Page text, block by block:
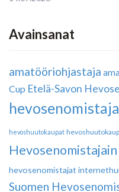
Avainsanat
amatööriohjastaja
Cup Etelä-Savon
hevosenomistaja
hevoshuutokaupat
hevosenomistajat
Suomen